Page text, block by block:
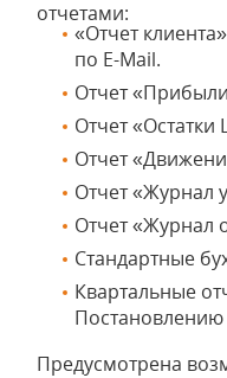
отчетами:
«Отчет
по E-Mail.
Отчет
Отчет «Остатки
Отчет
Отчет «Журнал
Отчет «Журнал
Стандартные
Квартальные
Предусмотрена